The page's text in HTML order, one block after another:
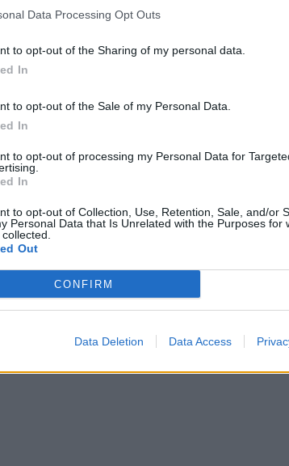
Data Processing Opt Outs
to opt-out of the Sharing of my personal data.
In
to opt-out of the Sale of my Personal Data.
In
to opt-out of processing my Personal Data for
In
to opt-out of Collection, Use, Retention, Sale, and/or
Personal Data that Is Unrelated with the Purposes for
Out
CONFIRM
Data Deletion Data Access